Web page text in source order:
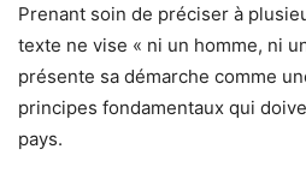
Prenant soin de préciser à
texte ne vise « ni un homme, ni
présente sa démarche comme
principes fondamentaux qui
pays.